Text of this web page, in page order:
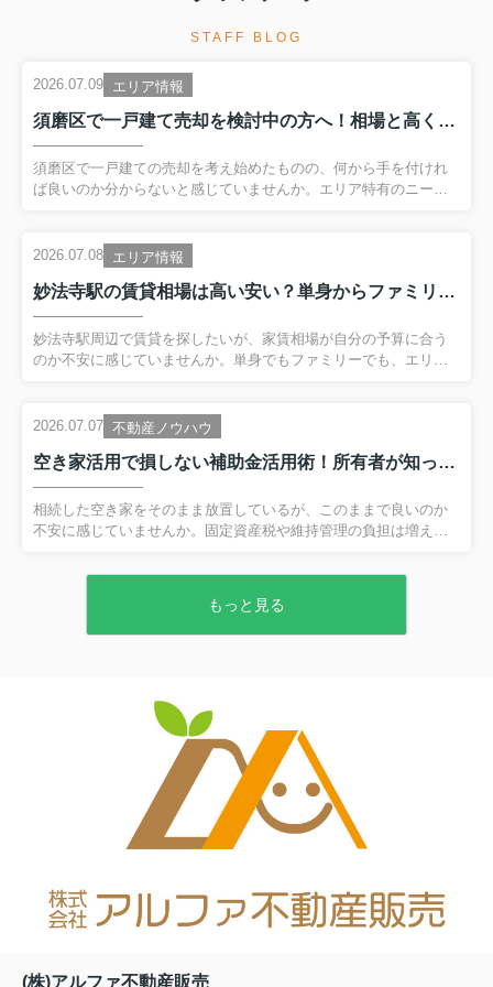
STAFF BLOG
2026.07.09 エリア情報
須磨区で一戸建て売却を検討中の方へ！相場と高く売るコツ流れを解説
須磨区で一戸建ての売却を考え始めたものの、何から手を付けれ
ば良いのか分からないと感じていませんか。エリア特有のニーズ
建てを売却したい方向けに、市場の特徴から高く売るための準
備、手続きの進め方、売却後のお金と住み替えの考え方までを分
かりやすく整理してお伝えします。読み進めることで、自分の一
戸建てが今いくらで売れそうか、どのくらいの期間と費用がかか
りそうかといった全体像がつかめるはずです。売却を前向きに進
めるための第一歩として、ぜひ参考にしてみてください。 【目
2026.07.08 エリア情報
妙法寺駅の賃貸相場は高い安い？単身からファミリーまで家賃目安を解説
妙法寺駅周辺で賃貸を探したいが、家賃相場が自分の予算に合う
のか不安に感じていませんか。単身でもファミリーでも、エリア
記事では、妙法寺駅の賃貸相場を間取り別の目安や周辺との比較
を交えながら、分かりやすく整理していきます。さらに、収入と
のバランスを踏まえた適切な家賃の決め方や、駐車場代など見落
としがちな費用、暮らしやすさのポイントまで順を追って解説し
ます。妙法寺駅での新生活を検討中の方が、自分に合った賃貸を
安心して選べるように、実務経験にもとづいた視点でお伝えして
2026.07.07 不動産ノウハウ
空き家活用で損しない補助金活用術！所有者が知っておきたい基礎知識
相続した空き家をそのまま放置しているが、このままで良いのか
不安に感じていませんか。固定資産税や維持管理の負担は増える
てしまう方も少なくありません。しかし、今は空き家活用を後押
く、利活用のための費用を一部支援してもらえる可能性がありま
す。本記事では、空き家所有者が知っておきたい補助金の基本か
うな活用の道があり、どのような補助金が検討できるのか、具体
的なイメージを持てる...
もっと見る
(株)アルファ不動産販売